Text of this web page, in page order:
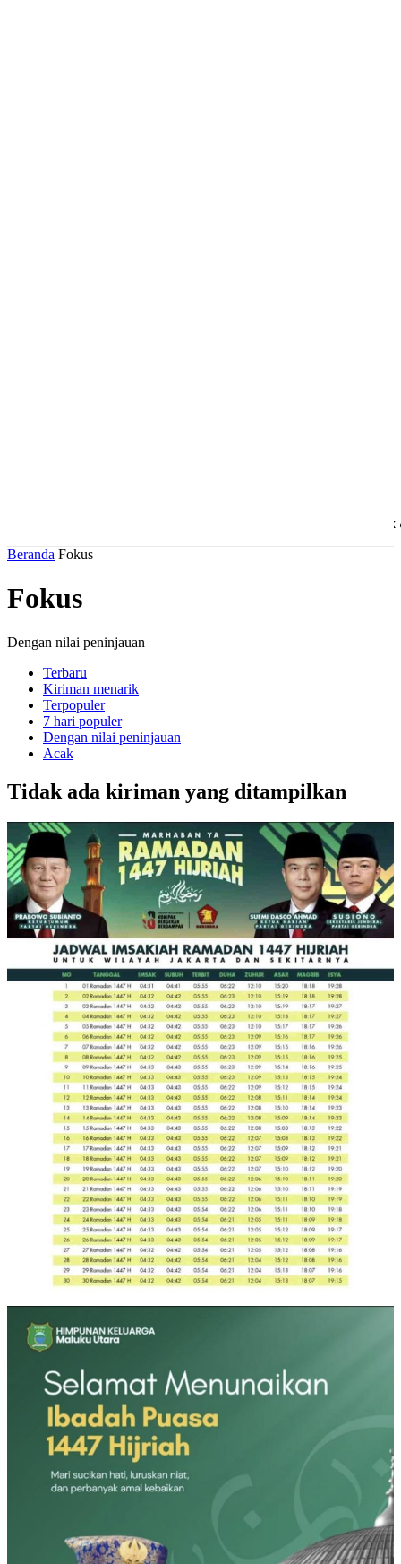
Beranda Fokus
Fokus
Dengan nilai peninjauan
Terbaru
Kiriman menarik
Terpopuler
7 hari populer
Dengan nilai peninjauan
Acak
Tidak ada kiriman yang ditampilkan